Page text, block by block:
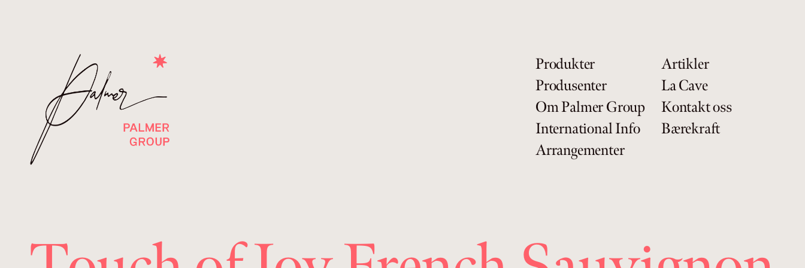
Produkter
Produsenter
Om Palmer Group
International Info
Arrangementer
Artikler
La Cave
Kontakt oss
Bærekraft